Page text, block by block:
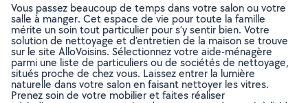
Vous passez beaucoup de temps dans votre salon ou votre
salle à manger. Cet espace de vie pour toute la famille
mérite un soin tout particulier pour s’y sentir bien. Votre
solution de nettoyage et d’entretien de la maison se trouve
sur le site AlloVoisins. Sélectionnez votre aide-ménagère
parmi une liste de particuliers ou de sociétés de nettoyage,
situés proche de chez vous. Laissez entrer la lumière
naturelle dans votre salon en faisant nettoyer les vitres.
Prenez soin de votre mobilier et faites réaliser